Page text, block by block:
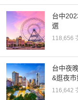
台中
選
118,656
台中夜
&逛夜
116,642